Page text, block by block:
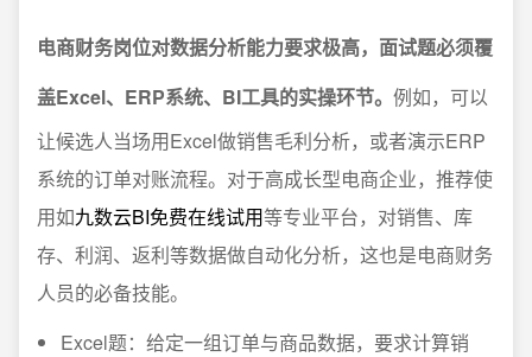
电商财务岗位对数据分析能力要求极高，面试题必须覆
盖Excel、ERP系统、BI工具的实操环节。 例如，可以
让候选人当场用Excel做销售毛利分析，或者演示ERP
系统的订单对账流程。对于高成长型电商企业，推荐使
用如九数云BI免费在线试用等专业平台，对销售、库
存、利润、返利等数据做自动化分析，这也是电商财务
人员的必备技能。
Excel题：给定一组订单与商品数据，要求计算销